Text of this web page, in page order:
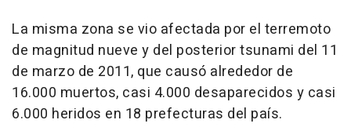
La misma zona se vio afectada por el terremoto
de magnitud nueve y del posterior tsunami del 11
de marzo de 2011, que causó alrededor de
16.000 muertos, casi 4.000 desaparecidos y casi
6.000 heridos en 18 prefecturas del país.